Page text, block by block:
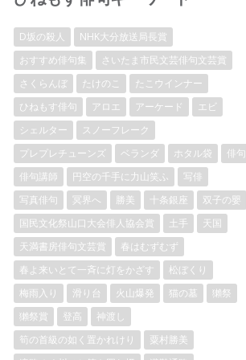
D坂の殺人
NHK大分放送局長賞
おすすめ俳句集
さいたま市民文芸俳句文芸賞
さくらんぼ
たけのこ
たこウインナー
ひねもす俳句
アロエ アーケード
エビ
シェルター
スノーフレーク
プレプレチューンズ
ベランダ ホタル袋
俳句
俳句講師
円空の千手に力山笑ふ
写俳
写真俳句
冥界へ 勝美 十条銀座
双子の嬰
国民文化祭山口大会俳人協会賞
土手
天国
天満書房俳句文芸賞
春はむずむず
春よ来いとて一斉に灯をかざす
松ぼくり
梅雨入り
滑り台 火山爆発 猫の墓
獺祭
獺祭賞
登高
神渡し
筍の首級の如く置かれけり
粟村勝美